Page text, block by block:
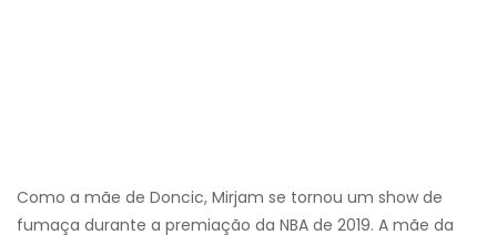
Como a mãe de Doncic, Mirjam se tornou um show de
fumaça durante a premiação da NBA de 2019. A mãe da